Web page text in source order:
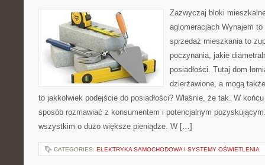
Zazwyczaj bloki
aglomeracjach Wynajem
sprzedaż mieszkania to
poczynania, jakie
posiadłości. Tutaj dom
dzierżawione, a mogą
to jakkolwiek podejście do posiadłości? Właśnie, że tak. W
sposób rozmawiać z konsumentem i potencjalnym
wszystkim o dużo większe pieniądze. W […]
CATEGORIES: ELEKTRYKA SAMOCHODOWA I SYSTEMY OŚWIETLENIA